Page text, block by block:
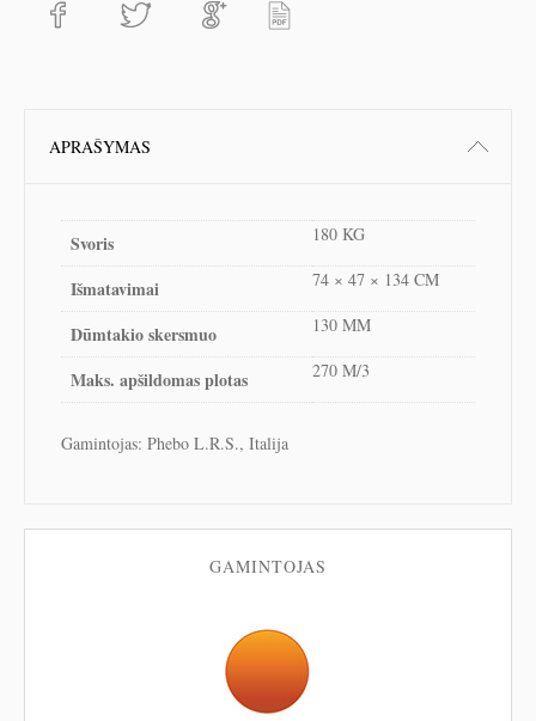
APRAŠYMAS
Svoris 180 KG
Išmatavimai 74 × 47 × 134 CM
Dūmtakio skersmuo 130 MM
Maks. apšildomas plotas 270 M/3
Gamintojas: Phebo L.R.S., Italija
GAMINTOJAS